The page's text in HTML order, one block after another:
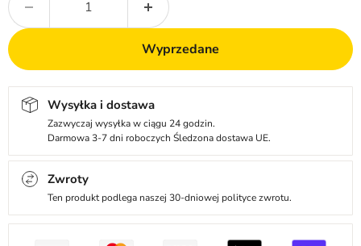
Wyprzedane
Wysyłka i dostawa
Zazwyczaj wysyłka w ciągu 24 godzin.
Darmowa 3-7 dni roboczych Śledzona dostawa UE.
Zwroty
Ten produkt podlega naszej 30-dniowej polityce zwrotu.